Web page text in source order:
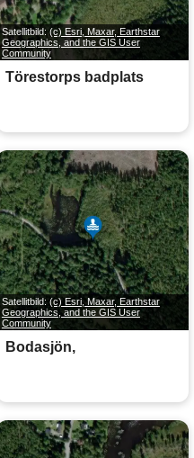
Satellitbild: (c) Esri, Maxar, Earthstar
Geographics, and the GIS User
Community
Törestorps badplats
Satellitbild: (c) Esri, Maxar, Earthstar
Geographics, and the GIS User
Community
Bodasjön,